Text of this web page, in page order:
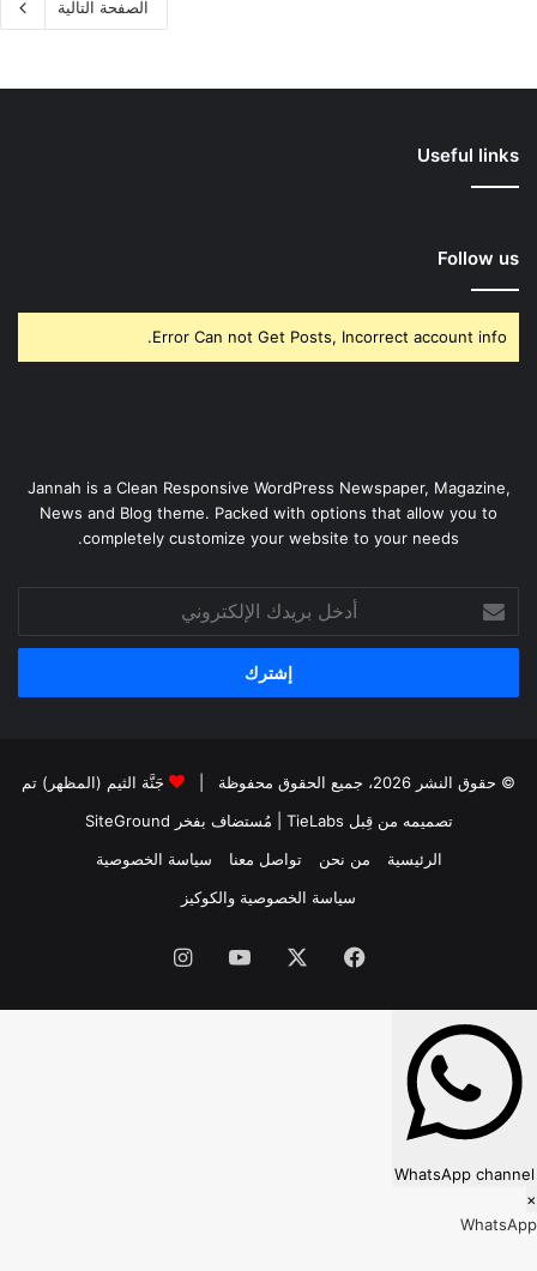
الصفحة التالية
Useful links
Follow us
Error Can not Get Posts, Incorrect account info.
Jannah is a Clean Responsive WordPress Newspaper, Magazine,
News and Blog theme. Packed with options that allow you to
completely customize your website to your needs.
بريدك
الإلكتروني
© حقوق النشر 2026، جميع الحقوق محفوظة |
جَنَّة الثيم (المظهر) تم
تصميمه من قِبل TieLabs
| مُستضاف بفخر SiteGround
الرئيسية
من نحن تواصل معنا
سياسة الخصوصية
سياسة الخصوصية والكوكيز
فيسبوك ‫YouTubeانستقرام
WhatsApp channel
×
WhatsApp